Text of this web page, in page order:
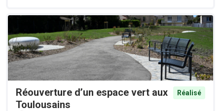
Réouverture d’un espace vert aux
Toulousains
Réalisé